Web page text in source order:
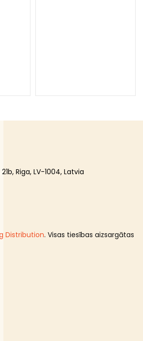
Riga, LV-1004, Latvia
Distribution. Visas tiesības aizsargātas